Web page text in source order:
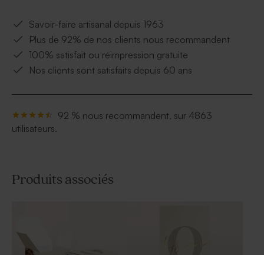
Savoir-faire artisanal depuis 1963
Plus de 92% de nos clients nous recommandent
100% satisfait ou réimpression gratuite
Nos clients sont satisfaits depuis 60 ans
92 % nous recommandent, sur 4863
utilisateurs.
Produits associés